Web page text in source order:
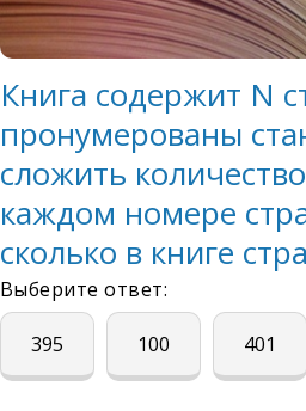
Книга содержит N
пронумерованы
сложить
каждом номере
сколько в книге
Выберите ответ:
395 100 401